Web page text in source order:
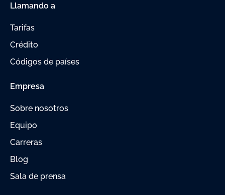
Llamando a
Tarifas
Crédito
Códigos de países
Empresa
Sobre nosotros
Equipo
Carreras
Blog
Sala de prensa